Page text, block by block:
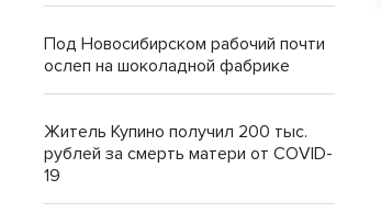
Под Новосибирском рабочий почти
ослеп на шоколадной фабрике
Житель Купино получил 200 тыс.
рублей за смерть матери от COVID-
19